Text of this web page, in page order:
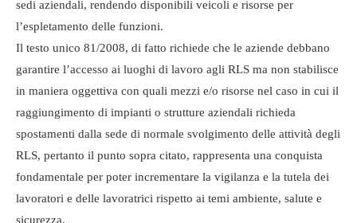
sedi aziendali, rendendo disponibili veicoli e risorse per
l’espletamento delle funzioni.
Il testo unico 81/2008, di fatto richiede che le aziende debbano
garantire l’accesso ai luoghi di lavoro agli RLS ma non stabilisce
in maniera oggettiva con quali mezzi e/o risorse nel caso in cui il
raggiungimento di impianti o strutture aziendali richieda
spostamenti dalla sede di normale svolgimento delle attività degli
RLS, pertanto il punto sopra citato, rappresenta una conquista
fondamentale per poter incrementare la vigilanza e la tutela dei
lavoratori e delle lavoratrici rispetto ai temi ambiente, salute e
sicurezza.